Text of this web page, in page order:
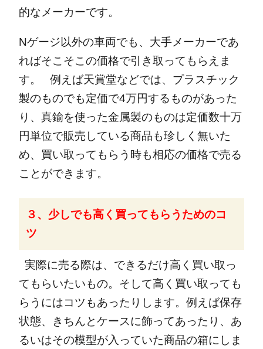
的なメーカーです。
Nゲージ以外の車両でも、大手メーカーであ
ればそこそこの価格で引き取ってもらえま
す。
例えば天賞堂などでは、プラスチック
製のものでも定価で4万円するものがあった
り、真鍮を使った金属製のものは定価数十万
円単位で販売している商品も珍しく無いた
め、買い取ってもらう時も相応の価格で売る
ことができます。
３、少しでも高く買ってもらうためのコ
ツ
実際に売る際は、できるだけ高く買い取っ
てもらいたいもの。 そして高く買い取っても
らうにはコツもあったりします。例えば保存
状態、きちんとケースに飾ってあったり、あ
るいはその模型が入っていた商品の箱にしま